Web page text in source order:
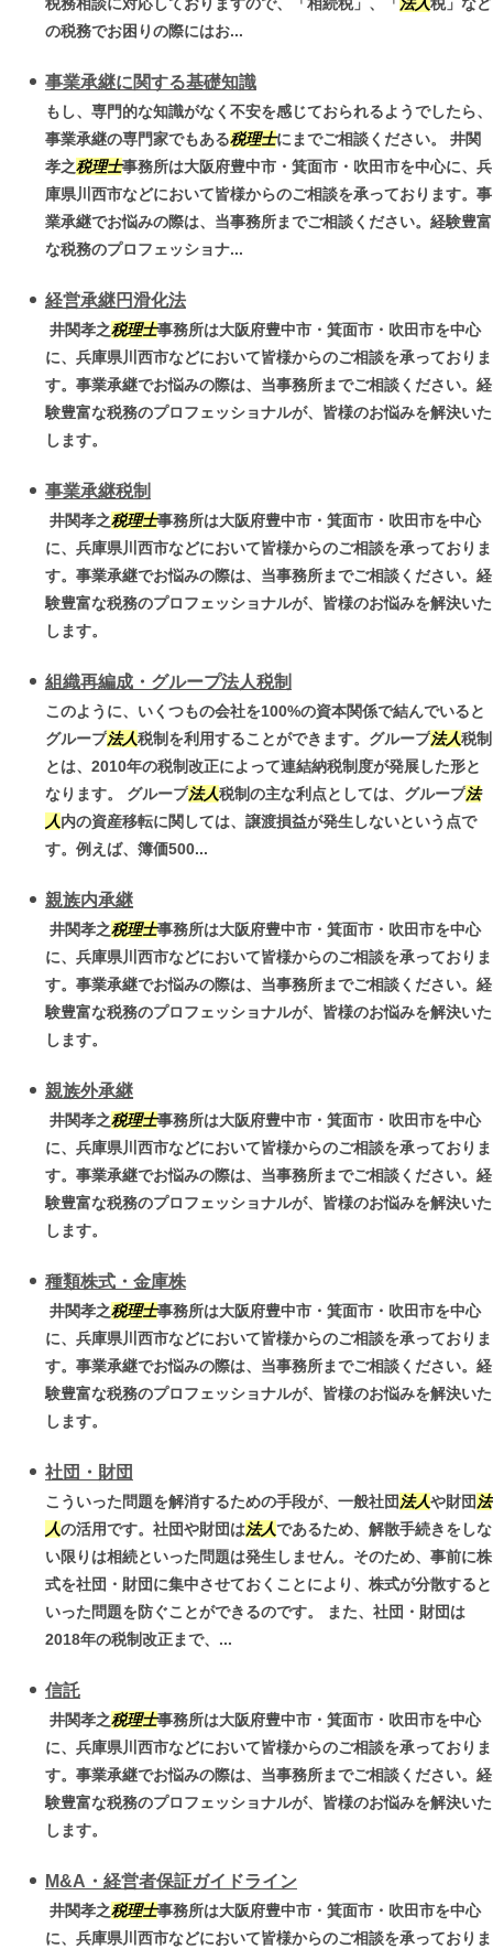
税務相談に対応しておりますので、「相続税」、「 法人税」など
の税務でお困りの際にはお...
事業承継に関する基礎知識
もし、専門的な知識がなく不安を感じておられるようでしたら、
事業承継の専門家でもある税理士にまでご相談ください。 井関
孝之税理士事務所は大阪府豊中市・箕面市・吹田市を中心に、兵
庫県川西市などにおいて皆様からのご相談を承っております。事
業承継でお悩みの際は、当事務所までご相談ください。経験豊富
な税務のプロフェッショナ...
経営承継円滑化法
井関孝之税理士事務所は大阪府豊中市・箕面市・吹田市を中心
に、兵庫県川西市などにおいて皆様からのご相談を承っておりま
す。事業承継でお悩みの際は、当事務所までご相談ください。経
験豊富な税務のプロフェッショナルが、皆様のお悩みを解決いた
します。
事業承継税制
井関孝之税理士事務所は大阪府豊中市・箕面市・吹田市を中心
に、兵庫県川西市などにおいて皆様からのご相談を承っておりま
す。事業承継でお悩みの際は、当事務所までご相談ください。経
験豊富な税務のプロフェッショナルが、皆様のお悩みを解決いた
します。
組織再編成・グループ法人税制
このように、いくつもの会社を100%の資本関係で結んでいると
グループ法人税制を利用することができます。グループ法人税制
とは、2010年の税制改正によって連結納税制度が発展した形と
なります。 グループ法人税制の主な利点としては、グループ法
人内の資産移転に関しては、譲渡損益が発生しないという点で
す。例えば、簿価500...
親族内承継
井関孝之税理士事務所は大阪府豊中市・箕面市・吹田市を中心
に、兵庫県川西市などにおいて皆様からのご相談を承っておりま
す。事業承継でお悩みの際は、当事務所までご相談ください。経
験豊富な税務のプロフェッショナルが、皆様のお悩みを解決いた
します。
親族外承継
井関孝之税理士事務所は大阪府豊中市・箕面市・吹田市を中心
に、兵庫県川西市などにおいて皆様からのご相談を承っておりま
す。事業承継でお悩みの際は、当事務所までご相談ください。経
験豊富な税務のプロフェッショナルが、皆様のお悩みを解決いた
します。
種類株式・金庫株
井関孝之税理士事務所は大阪府豊中市・箕面市・吹田市を中心
に、兵庫県川西市などにおいて皆様からのご相談を承っておりま
す。事業承継でお悩みの際は、当事務所までご相談ください。経
験豊富な税務のプロフェッショナルが、皆様のお悩みを解決いた
します。
社団・財団
こういった問題を解消するための手段が、一般社団法人や財団法
人の活用です。社団や財団は法人であるため、解散手続きをしな
い限りは相続といった問題は発生しません。そのため、事前に株
式を社団・財団に集中させておくことにより、株式が分散すると
いった問題を防ぐことができるのです。 また、社団・財団は
2018年の税制改正まで、...
信託
井関孝之税理士事務所は大阪府豊中市・箕面市・吹田市を中心
に、兵庫県川西市などにおいて皆様からのご相談を承っておりま
す。事業承継でお悩みの際は、当事務所までご相談ください。経
験豊富な税務のプロフェッショナルが、皆様のお悩みを解決いた
します。
M&A・経営者保証ガイドライン
井関孝之税理士事務所は大阪府豊中市・箕面市・吹田市を中心
に、兵庫県川西市などにおいて皆様からのご相談を承っておりま